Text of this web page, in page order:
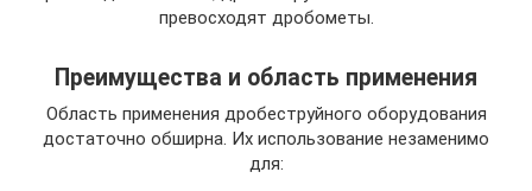
превосходят дробометы.
Преимущества и область применения
Область применения дробеструйного оборудования
достаточно обширна. Их использование незаменимо
для: